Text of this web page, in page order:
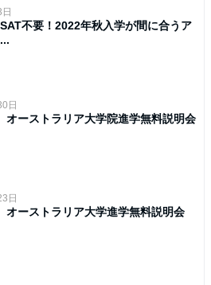
不要！2022年秋入学が間に合うア
日
オーストラリア大学院進学無料説明会
日
オーストラリア大学進学無料説明会